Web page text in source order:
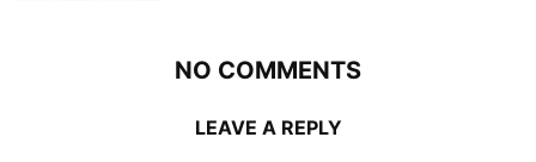
NO COMMENTS
LEAVE A REPLY